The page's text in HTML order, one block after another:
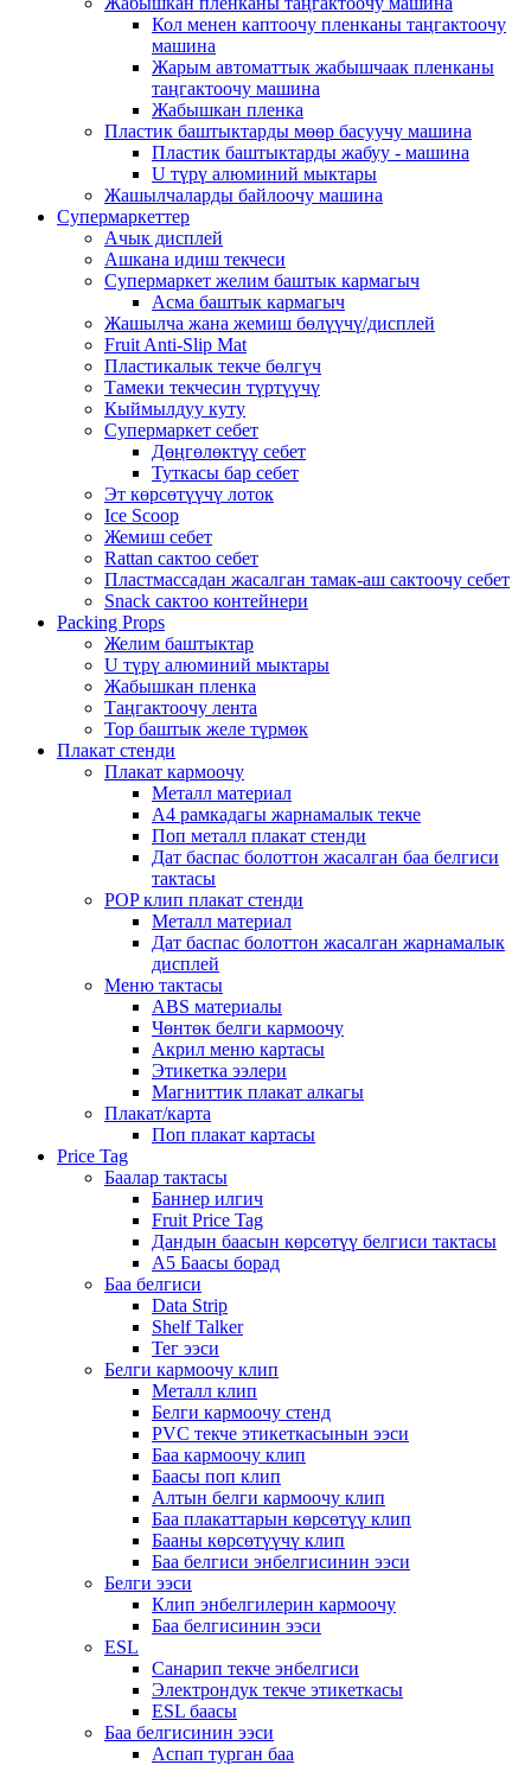
Кол менен каптоочу пленканы таңгактоочу
машина
Жарым автоматтык жабышчаак пленканы
таңгактоочу машина
Жабышкан пленка
Пластик баштыктарды мөөр басуучу машина
Пластик баштыктарды жабуу - машина
U түрү алюминий мыктары
Жашылчаларды байлоочу машина
Супермаркеттер
Ачык дисплей
Ашкана идиш текчеси
Супермаркет желим баштык кармагыч
Асма баштык кармагыч
Жашылча жана жемиш бөлүүчү/дисплей
Fruit Anti-Slip Mat
Пластикалык текче бөлгүч
Тамеки текчесин түртүүчү
Кыймылдуу куту
Супермаркет себет
Дөңгөлөктүү себет
Туткасы бар себет
Эт көрсөтүүчү лоток
Ice Scoop
Жемиш себет
Rattan сактоо себет
Пластмассадан жасалган тамак-аш сактоочу себет
Snack сактоо контейнери
Packing Props
Желим баштыктар
U түрү алюминий мыктары
Жабышкан пленка
Таңгактоочу лента
Тор баштык желе түрмөк
Плакат стенди
Плакат кармоочу
Металл материал
А4 рамкадагы жарнамалык текче
Поп металл плакат стенди
Дат баспас болоттон жасалган баа белгиси
тактасы
POP клип плакат стенди
Металл материал
Дат баспас болоттон жасалган жарнамалык
дисплей
Меню тактасы
ABS материалы
Чөнтөк белги кармоочу
Акрил меню картасы
Этикетка ээлери
Магниттик плакат алкагы
Плакат/карта
Поп плакат картасы
Price Tag
Баалар тактасы
Баннер илгич
Fruit Price Tag
Дандын баасын көрсөтүү белгиси тактасы
A5 Баасы борад
Баа белгиси
Data Strip
Shelf Talker
Тег ээси
Белги кармоочу клип
Металл клип
Белги кармоочу стенд
PVC текче этикеткасынын ээси
Баа кармоочу клип
Баасы поп клип
Алтын белги кармоочу клип
Баа плакаттарын көрсөтүү клип
Бааны көрсөтүүчү клип
Баа белгиси энбелгисинин ээси
Белги ээси
Клип энбелгилерин кармоочу
Баа белгисинин ээси
ESL
Санарип текче энбелгиси
Электрондук текче этикеткасы
ESL баасы
Баа белгисинин ээси
Аспап турган баа